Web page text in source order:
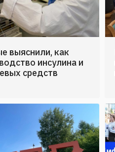
выяснили, как
инсулина и
средств